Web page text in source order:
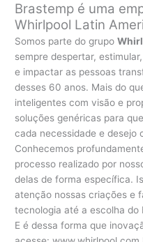
Brastemp é uma
Whirlpool Latin
Somos parte do grupo
sempre despertar,
e impactar as pessoas
desses 60 anos. Mais do
inteligentes com visão e
soluções genéricas para
cada necessidade e desejo
Conhecemos
processo realizado por
delas de forma específica.
atenção nossas criações e
tecnologia até a escolha
E é dessa forma que